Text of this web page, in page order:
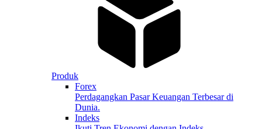
Produk
Forex
Perdagangkan Pasar Keuangan Terbesar di
Dunia.
Indeks